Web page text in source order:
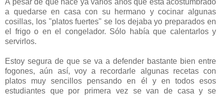
A pesar de que hace ya varios años que está acostumbrado
a quedarse en casa con su hermano y cocinar algunas
cosillas, los "platos fuertes" se los dejaba yo preparados en
el frigo o en el congelador. Sólo había que calentarlos y
servirlos.
Estoy segura de que se va a defender bastante bien entre
fogones, aún así, voy a recordarle algunas recetas con
platos muy sencillos pensando en él y en todos esos
estudiantes que por primera vez se van de casa y se